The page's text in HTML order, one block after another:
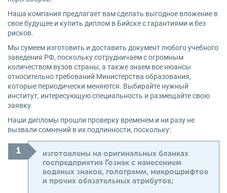
Наша компания предлагает вам сделать выгодное вложение в
свое будущее и купить диплом в Бийске с гарантиями и без
рисков.
Мы сумеем изготовить и доставить документ любого учебного
заведения РФ, поскольку сотрудничаем с огромным
количеством вузов страны, а также знаем все нюансы
относительно требований Министерства образования,
которые периодически меняются. Выбирайте нужный
институт, интересующую специальность и размещайте свою
заявку.
Наши дипломы прошли проверку временем и ни разу не
вызвали сомнений в их подлинности, поскольку:
изготовлены на оригинальных бланках
госпредприятия Гознак с нанесением
водяных знаков, голограмм, микрошрифтов
и прочих обязательных атрибутов;